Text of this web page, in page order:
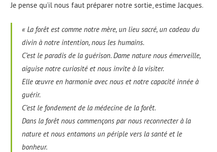
Je pense qu’il nous faut préparer notre sortie, estime Jacques.
« La forêt est comme notre mère, un lieu sacré, un cadeau du
divin à notre intention, nous les humains.
C’est le paradis de la guérison. Dame nature nous émerveille,
aiguise notre curiosité et nous invite à la visiter.
Elle œuvre en harmonie avec nous et notre capacité innée à
guérir.
C’est le fondement de la médecine de la forêt.
Dans la forêt nous commençons par nous reconnecter à la
nature et nous entamons un périple vers la santé et le
bonheur.